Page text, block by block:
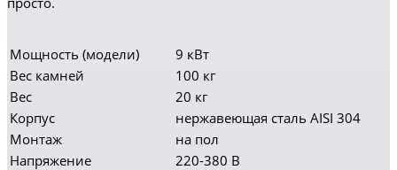
Мощность (модели)
9 кВт
Вес камней
100 кг
Вес
20 кг
Корпус
нержавеющая сталь AISI 304
Монтаж
на пол
Напряжение
220-380 В